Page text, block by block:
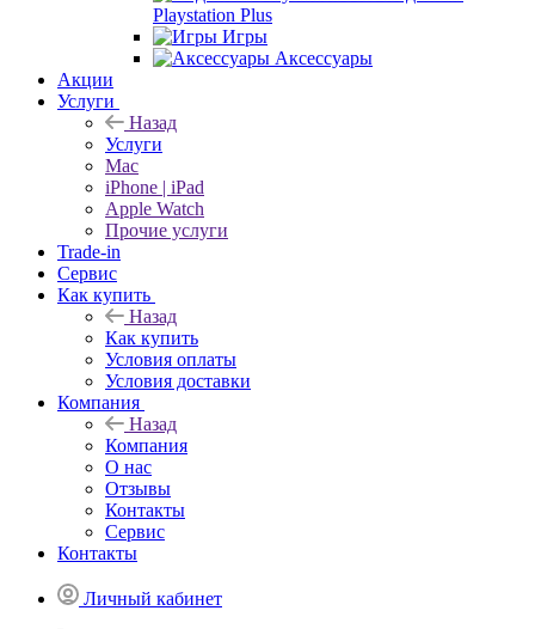
Playstation Plus
Игры
Аксессуары
Акции
Услуги
Назад
Услуги
Mac
iPhone | iPad
Apple Watch
Прочие услуги
Trade-in
Сервис
Как купить
Назад
Как купить
Условия оплаты
Условия доставки
Компания
Назад
Компания
О нас
Отзывы
Контакты
Сервис
Контакты
Личный кабинет